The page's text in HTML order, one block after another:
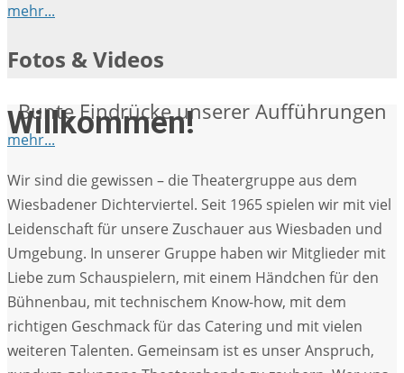
mehr...
Fotos & Videos
Bunte Eindrücke unserer Aufführungen
mehr...
Willkommen!
Wir sind die gewissen – die Theatergruppe aus dem
Wiesbadener Dichterviertel. Seit 1965 spielen wir mit viel
Leidenschaft für unsere Zuschauer aus Wiesbaden und
Umgebung. In unserer Gruppe haben wir Mitglieder mit
Liebe zum Schauspielern, mit einem Händchen für den
Bühnenbau, mit technischem Know-how, mit dem
richtigen Geschmack für das Catering und mit vielen
weiteren Talenten. Gemeinsam ist es unser Anspruch,